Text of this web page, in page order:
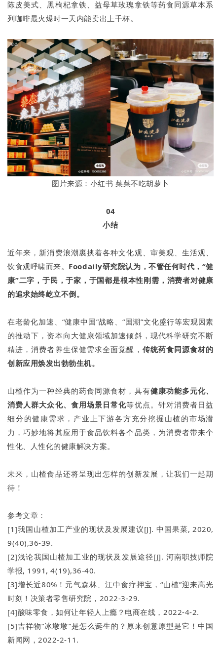
陈皮美式、黑枸杞拿铁、益母草玫瑰拿铁等药食同源草本系
列咖啡最火爆时一天内能卖出上千杯。
图片来源：小红书 菜菜不吃胡萝卜
04
小结
近年来，新消费浪潮裹挟着各种文化观、审美观、生活观、
饮食观呼啸而来。 Foodaily研究院认为，不管任何时代，“健
康”二字，于民，于家，于国都是根本性刚需，消费者对健康
的追求始终屹立不倒。
在老龄化加速、“健康中国”战略、“国潮”文化盛行等宏观因素
的推动下，资本向大健康领域加速倾斜，现代科学研究不断
精进，消费者养生保健需求全面觉醒， 传统药食同源食材的
创新应用焕发出勃勃生机。
山楂作为一种经典的药食同源食材，具有健康功能多元化、
消费人群大众化、食用场景日常化等优点。针对消费者日益
细分的健康需求，产业上下游各方充分挖掘山楂的市场潜
力，巧妙地将其应用于食品饮料各个品类，为消费者带来个
性化、人性化的健康解决方案。
未来，山楂食品还将呈现出怎样的创新发展，让我们一起期
待！
参考文章：
[1]我国山楂加工产业的现状及发展建议[J]. 中国果菜, 2020,
9(40),36-39.
[2]浅论我国山楂加工业的现状及发展途径[J]. 河南职技师院
学报, 1991, 4(19),36-40.
[3]增长近80%！元气森林、江中食疗押宝，“山楂”迎来高光
时刻！决策者零售研究院，2022-3-29.
[4]酸味零食，如何让年轻人上瘾？电商在线，2022-4-2.
[5]吉祥物“冰墩墩”是怎么诞生的？原来创意原型是它！中国
新闻网，2022-2-11.